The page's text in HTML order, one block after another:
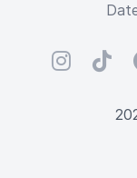
InstagramTikTok